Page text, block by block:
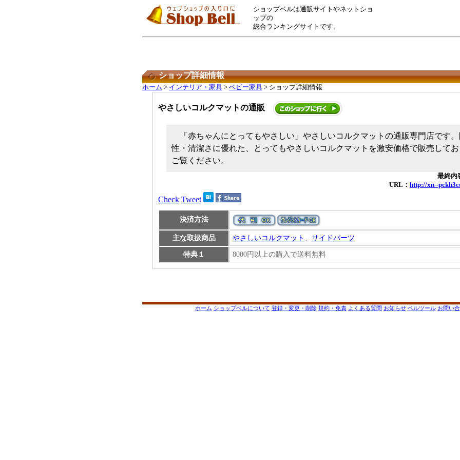
ショップベルは通販サイトやネットショ
ップの
総合ランキングサイトです。
ショップ詳細情報
ホーム > インテリア・家具 > ベビー家具 > ショップ詳細情報
やさしいコルクマットの通販
「赤ちゃんにとってもやさしい」やさしいコルクマットの通販専門店です
性・清潔さに優れた、とってもやさしいコルクマットを激安価格で販売して
ご覧ください。
最終内
URL： http://xn--
Check Tweet
決済方法
主な取扱商品 やさしいコルクマット 、 サイドパーツ
特典１ 8000円以上の購入で送料無料
ホーム ショップベルについて 登録・変更・削除 規約・免責 よくある質問 お知らせ ベルツール お問い